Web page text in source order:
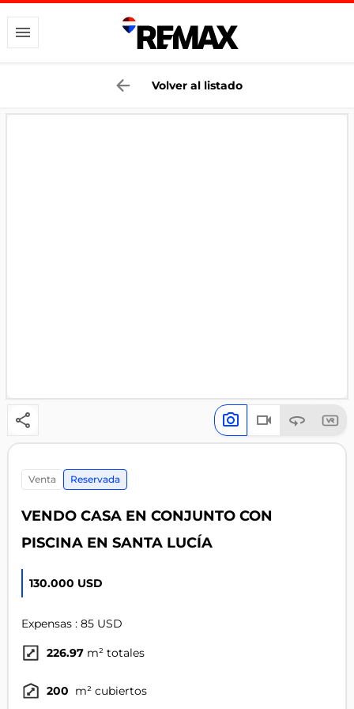
Volver al listado
venta Reservada
VENDO CASA EN CONJUNTO CON
PISCINA EN SANTA LUCÍA
130.000 USD
Expensas : 85 USD
226.97 m² totales
200 m² cubiertos